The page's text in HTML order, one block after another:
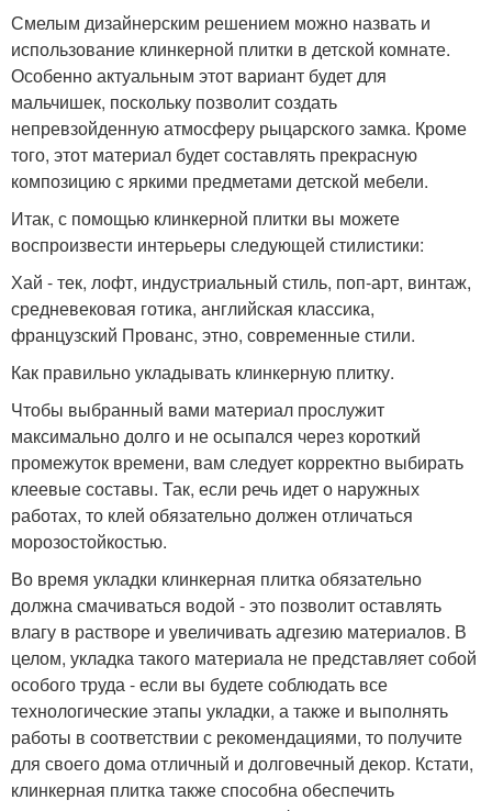
Смелым дизайнерским решением можно назвать и
использование клинкерной плитки в детской комнате.
Особенно актуальным этот вариант будет для
мальчишек, поскольку позволит создать
непревзойденную атмосферу рыцарского замка. Кроме
того, этот материал будет составлять прекрасную
композицию с яркими предметами детской мебели.
Итак, с помощью клинкерной плитки вы можете
воспроизвести интерьеры следующей стилистики:
Хай - тек, лофт, индустриальный стиль, поп-арт, винтаж,
средневековая готика, английская классика,
французский Прованс, этно, современные стили.
Как правильно укладывать клинкерную плитку.
Чтобы выбранный вами материал прослужит
максимально долго и не осыпался через короткий
промежуток времени, вам следует корректно выбирать
клеевые составы. Так, если речь идет о наружных
работах, то клей обязательно должен отличаться
морозостойкостью.
Во время укладки клинкерная плитка обязательно
должна смачиваться водой - это позволит оставлять
влагу в растворе и увеличивать адгезию материалов. В
целом, укладка такого материала не представляет собой
особого труда - если вы будете соблюдать все
технологические этапы укладки, а также и выполнять
работы в соответствии с рекомендациями, то получите
для своего дома отличный и долговечный декор. Кстати,
клинкерная плитка также способна обеспечить